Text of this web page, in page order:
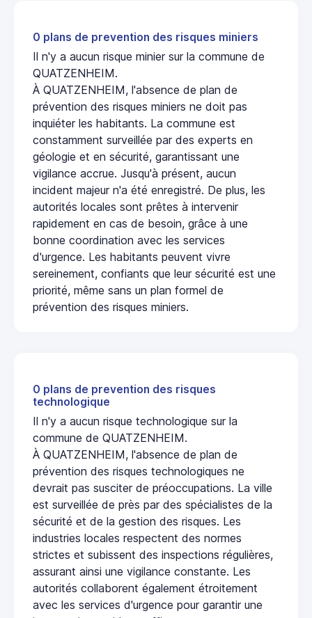
0 plans de prevention des risques miniers
Il n'y a aucun risque minier sur la commune de
QUATZENHEIM.
À QUATZENHEIM, l'absence de plan de
prévention des risques miniers ne doit pas
inquiéter les habitants. La commune est
constamment surveillée par des experts en
géologie et en sécurité, garantissant une
vigilance accrue. Jusqu'à présent, aucun
incident majeur n'a été enregistré. De plus, les
autorités locales sont prêtes à intervenir
rapidement en cas de besoin, grâce à une
bonne coordination avec les services
d'urgence. Les habitants peuvent vivre
sereinement, confiants que leur sécurité est une
priorité, même sans un plan formel de
prévention des risques miniers.
0 plans de prevention des risques
technologique
Il n'y a aucun risque technologique sur la
commune de QUATZENHEIM.
À QUATZENHEIM, l'absence de plan de
prévention des risques technologiques ne
devrait pas susciter de préoccupations. La ville
est surveillée de près par des spécialistes de la
sécurité et de la gestion des risques. Les
industries locales respectent des normes
strictes et subissent des inspections régulières,
assurant ainsi une vigilance constante. Les
autorités collaborent également étroitement
avec les services d'urgence pour garantir une